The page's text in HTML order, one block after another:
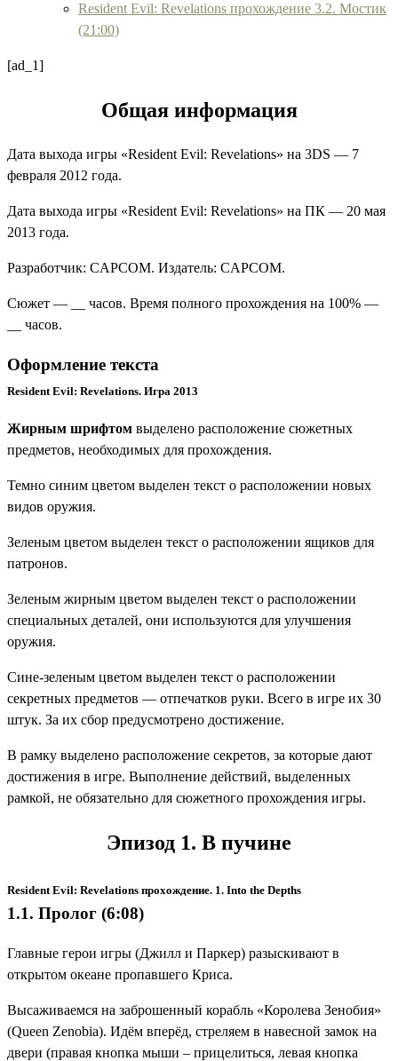
Resident Evil: Revelations прохождение 3.2. Мостик
(21:00)
[ad_1]
Общая информация
Дата выхода игры «Resident Evil: Revelations» на 3DS — 7
февраля 2012 года.
Дата выхода игры «Resident Evil: Revelations» на ПК — 20 мая
2013 года.
Разработчик: CAPCOM. Издатель: CAPCOM.
Cюжет — __ часов. Время полного прохождения на 100% —
__ часов.
Оформление текста
Resident Evil: Revelations. Игра 2013
Жирным шрифтом выделено расположение сюжетных
предметов, необходимых для прохождения.
Темно синим цветом выделен текст о расположении новых
видов оружия.
Зеленым цветом выделен текст о расположении ящиков для
патронов.
Зеленым жирным цветом выделен текст о расположении
специальных деталей, они используются для улучшения
оружия.
Сине-зеленым цветом выделен текст о расположении
секретных предметов — отпечатков руки. Всего в игре их 30
штук. За их сбор предусмотрено достижение.
В рамку выделено расположение секретов, за которые дают
достижения в игре. Выполнение действий, выделенных
рамкой, не обязательно для сюжетного прохождения игры.
Эпизод 1. В пучине
Resident Evil: Revelations прохождение. 1. Into the Depths
1.1. Пролог (6:08)
Главные герои игры (Джилл и Паркер) разыскивают в
открытом океане пропавшего Криса.
Высаживаемся на заброшенный корабль «Королева Зенобия»
(Queen Zenobia). Идём вперёд, стреляем в навесной замок на
двери (правая кнопка мыши – прицелиться, левая кнопка